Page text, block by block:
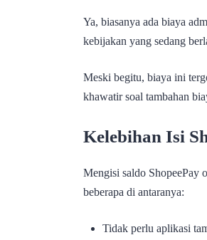
Ya, biasanya ada biaya
kebijakan yang sedang
Meski begitu, biaya ini
khawatir soal tambahan
Kelebihan Isi
Mengisi saldo ShopeePay
beberapa di antaranya:
Tidak perlu aplikasi